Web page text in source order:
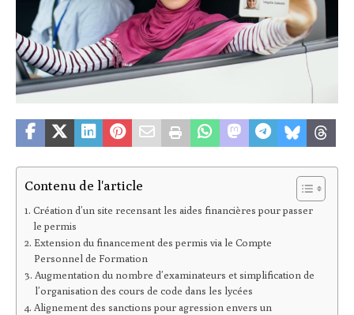
Contenu de l'article
Création d’un site recensant les aides financières pour passer
le permis
Extension du financement des permis via le Compte
Personnel de Formation
Augmentation du nombre d’examinateurs et simplification de
l’organisation des cours de code dans les lycées
Alignement des sanctions pour agression envers un